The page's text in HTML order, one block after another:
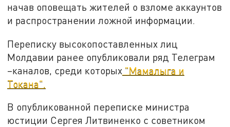
начав оповещать жителей о взломе аккаунтов
и распространении ложной информации.
Переписку высокопоставленных лиц
Молдавии ранее опубликовали ряд Телеграм
–каналов, среди которых "Мамалыга и
Токана".
В опубликованной переписке министра
юстиции Сергея Литвиненко с советником